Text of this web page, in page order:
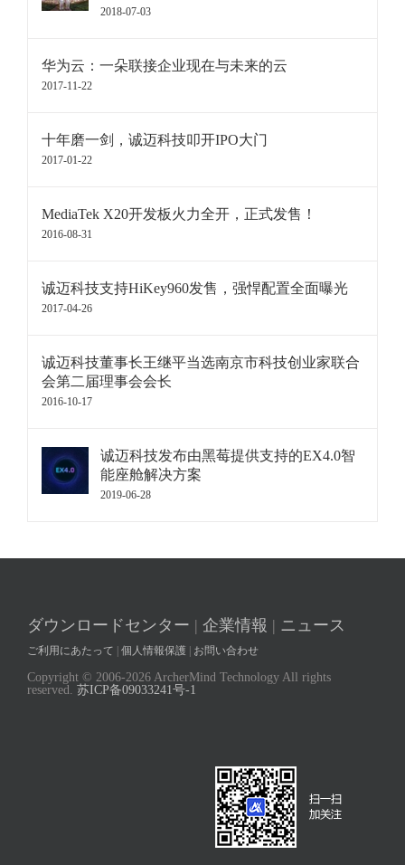
2018-07-03
华为云：一朵联接企业现在与未来的云
2017-11-22
十年磨一剑，诚迈科技叩开IPO大门
2017-01-22
MediaTek X20开发板火力全开，正式发售！
2016-08-31
诚迈科技支持HiKey960发售，强悍配置全面曝光
2017-04-26
诚迈科技董事长王继平当选南京市科技创业家联合
会第二届理事会会长
2016-10-17
诚迈科技发布由黑莓提供支持的EX4.0智
能座舱解决方案
2019-06-28
ダウンロードセンター | 企業情報 | ニュース
ご利用にあたって | 個人情報保護 | お問い合わせ
Copyright © 2006-2026 ArcherMind Technology All rights
reserved. 苏ICP备09033241号-1